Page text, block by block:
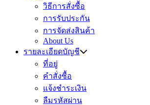
วิธีการสั่งซื้อ
การรับประกัน
การจัดส่งสินค้า
About Us
รายละเอียดบัญชี
ที่อยู่
คำสั่งซื้อ
แจ้งชำระเงิน
ลืมรหัสผ่าน